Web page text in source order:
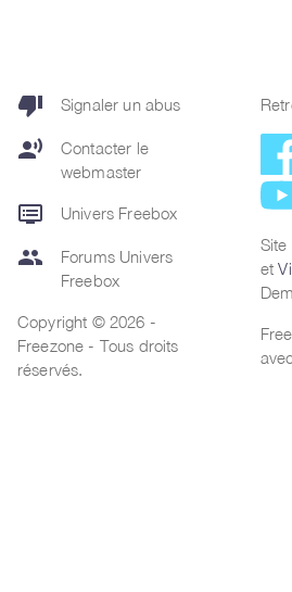
thumb_down Signaler un abus
record_voice_over
Contacter le
webmaster
dvr Univers Freebox
group
Forums Univers
Freebox
Copyright © 2026 -
Freezone - Tous droits
réservés.
et